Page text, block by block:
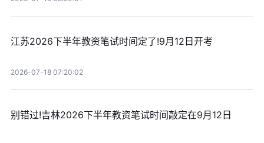
江苏2026下半年教资笔试时间定了!9月12日开考
2026-07-18 07:20:02
别错过!吉林2026下半年教资笔试时间敲定在9月12日